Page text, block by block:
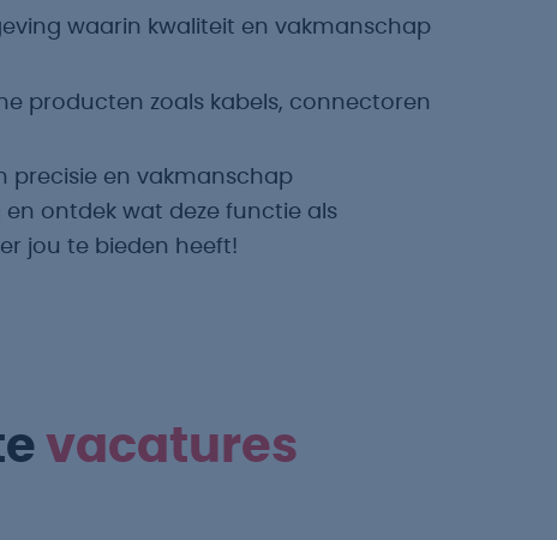
waarin kwaliteit en vakmanschap
producten zoals kabels, connectoren
precisie en vakmanschap
ontdek wat deze functie als
jou te bieden heeft!
vacatures